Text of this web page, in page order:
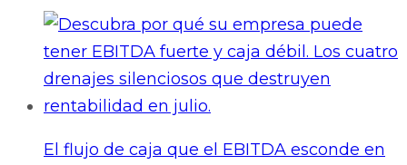
El flujo de caja que el EBITDA esconde en